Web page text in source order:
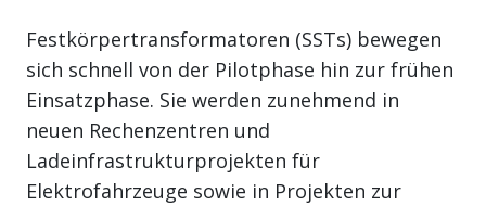
Festkörpertransformatoren (SSTs) bewegen
sich schnell von der Pilotphase hin zur frühen
Einsatzphase. Sie werden zunehmend in
neuen Rechenzentren und
Ladeinfrastrukturprojekten für
Elektrofahrzeuge sowie in Projekten zur